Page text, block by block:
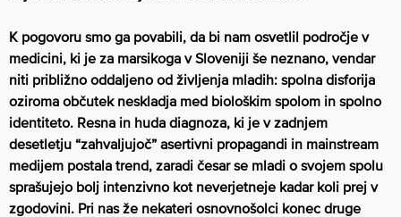
K pogovoru smo ga povabili, da bi nam osvetlil področje v
medicini, ki je za marsikoga v Sloveniji še neznano, vendar
niti približno oddaljeno od življenja mladih: spolna disforija
oziroma občutek neskladja med biološkim spolom in spolno
identiteto. Resna in huda diagnoza, ki je v zadnjem
desetletju “zahvaljujoč” asertivni propagandi in mainstream
medijem postala trend, zaradi česar se mladi o svojem spolu
sprašujejo bolj intenzivno kot neverjetneje kadar koli prej v
zgodovini. Pri nas že nekateri osnovnošolci konec druge